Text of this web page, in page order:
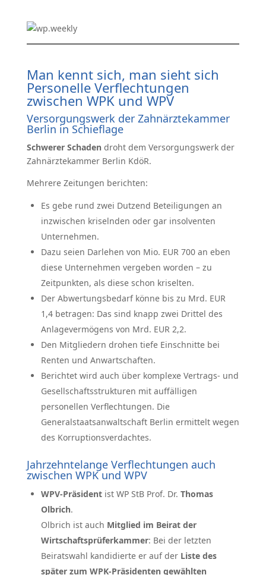
Man kennt sich, man sieht sich
Personelle Verflechtungen
zwischen WPK und WPV
Versorgungswerk der Zahnärztekammer
Berlin in Schieflage
Schwerer Schaden droht dem Versorgungswerk der
Zahnärztekammer Berlin KdöR.
Mehrere Zeitungen berichten:
Es gebe rund zwei Dutzend Beteiligungen an
inzwischen kriselnden oder gar insolventen
Unternehmen.
Dazu seien Darlehen von Mio. EUR 700 an eben
diese Unternehmen vergeben worden – zu
Zeitpunkten, als diese schon kriselten.
Der Abwertungsbedarf könne bis zu Mrd. EUR
1,4 betragen: Das sind knapp zwei Drittel des
Anlagevermögens von Mrd. EUR 2,2.
Den Mitgliedern drohen tiefe Einschnitte bei
Renten und Anwartschaften.
Berichtet wird auch über komplexe Vertrags- und
Gesellschaftsstrukturen mit auffälligen
personellen Verflechtungen. Die
Generalstaatsanwaltschaft Berlin ermittelt wegen
des Korruptionsverdachtes.
Jahrzehntelange Verflechtungen auch
zwischen WPK und WPV
WPV-Präsidentist WP StB Prof. Dr. Thomas
Olbrich.
Olbrich ist auch Mitglied im Beirat der
Wirtschaftsprüferkammer: Bei der letzten
Beiratswahl kandidierte er auf der Liste des
später zum WPK-Präsidenten gewählten